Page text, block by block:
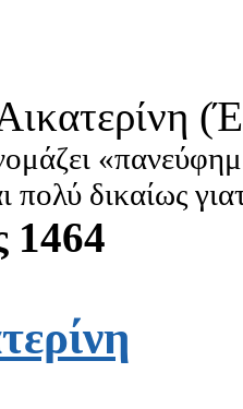
πολύ δικαίως
1464